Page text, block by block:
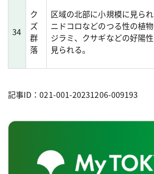
34
ク
ズ
群
落
区域の北部に小規模に見ら
ニドコロなどのつる性の植
ジラミ、クサギなどの好陽
見られる。
記事ID：021-001-20231206-009193